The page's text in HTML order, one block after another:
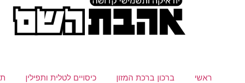
ראשי ברכון ברכת המזון כיסויים לטלית ותפילין